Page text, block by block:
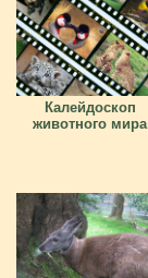
Калейдоскоп
животного мира